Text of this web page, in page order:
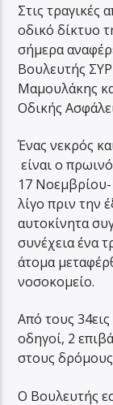
Στις
οδικό δίκτυο
σήμερα
Βουλευτής
Μαμουλάκης
Οδικής
Ένας νεκρός
είναι ο
17
λίγο πριν την
αυτοκίνητα
συνέχεια ένα
άτομα
νοσοκομείο.
Από τους
οδηγοί, 2
στους
Ο Βουλευτής